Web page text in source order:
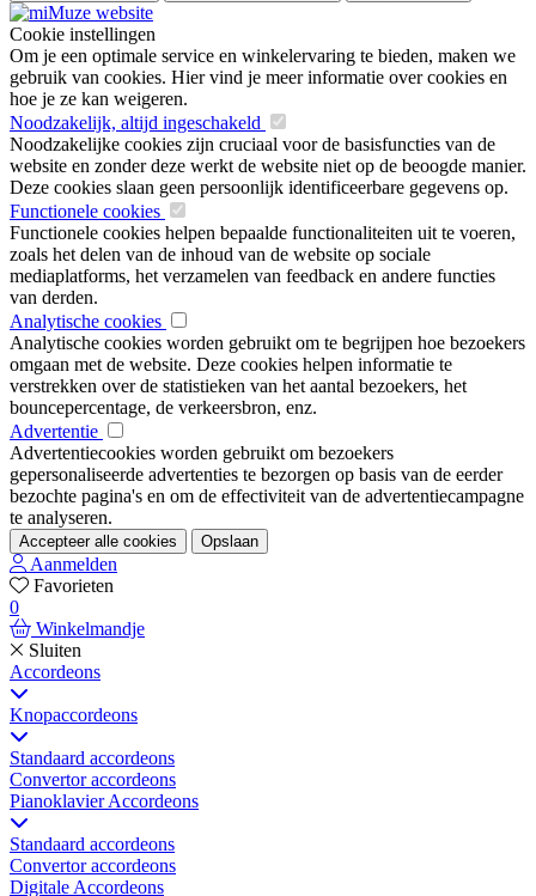
Cookie instellingen
Om je een optimale service en winkelervaring te bieden, maken we
gebruik van cookies. Hier vind je meer informatie over cookies en
hoe je ze kan weigeren.
Noodzakelijk, altijd ingeschakeld
Noodzakelijke cookies zijn cruciaal voor de basisfuncties van de
website en zonder deze werkt de website niet op de beoogde manier.
Deze cookies slaan geen persoonlijk identificeerbare gegevens op.
Functionele cookies
Functionele cookies helpen bepaalde functionaliteiten uit te voeren,
zoals het delen van de inhoud van de website op sociale
mediaplatforms, het verzamelen van feedback en andere functies
van derden.
Analytische cookies
Analytische cookies worden gebruikt om te begrijpen hoe bezoekers
omgaan met de website. Deze cookies helpen informatie te
verstrekken over de statistieken van het aantal bezoekers, het
bouncepercentage, de verkeersbron, enz.
Advertentie
Advertentiecookies worden gebruikt om bezoekers
gepersonaliseerde advertenties te bezorgen op basis van de eerder
bezochte pagina's en om de effectiviteit van de advertentiecampagne
te analyseren.
Accepteer alle cookies Opslaan
Aanmelden
Favorieten
0
Winkelmandje
Sluiten
Accordeons
Knopaccordeons
Standaard accordeons
Convertor accordeons
Pianoklavier Accordeons
Standaard accordeons
Convertor accordeons
Digitale Accordeons